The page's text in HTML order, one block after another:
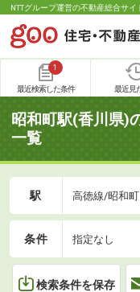
NTTグループ運営の不動産総合サイ
1
最近検索した条件 最近見
昭和町駅(香川県)
一覧
駅 高徳線/昭和町
条件 指定なし
検索条件を保存